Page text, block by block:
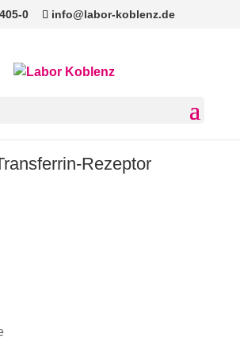
0 info@labor-koblenz.de
Rezeptor